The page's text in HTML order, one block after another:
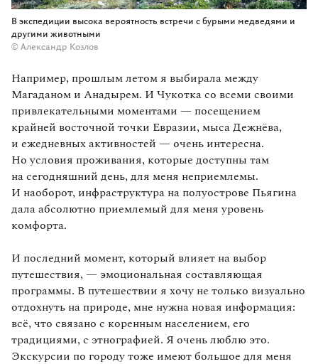
В экспедиции высока вероятность встречи с бурыми медведями и
другими животными
© Александр Козлов
Например, прошлым летом я выбирала между
Магаданом и Анадырем. И Чукотка со всеми своими
привлекательными моментами — посещением
крайней восточной точки Евразии, мыса Дежнёва,
и ежедневных активностей — очень интересна.
Но условия проживания, которые доступны там
на сегодняшний день, для меня неприемлемы.
И наоборот, инфраструктура на полуострове Пьягина
дала абсолютно приемлемый для меня уровень
комфорта.
И последний момент, который влияет на выбор
путешествия, — эмоциональная составляющая
программы. В путешествии я хочу не только визуально
отдохнуть на природе, мне нужна новая информация:
всё, что связано с коренным населением, его
традициями, с этнографией. Я очень люблю это.
Экскурсии по городу тоже имеют большое для меня